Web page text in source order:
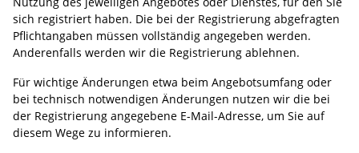
sich registriert haben. Die bei der Registrierung abgefragten
Pflichtangaben müssen vollständig angegeben werden.
Anderenfalls werden wir die Registrierung ablehnen.
Für wichtige Änderungen etwa beim Angebotsumfang oder
bei technisch notwendigen Änderungen nutzen wir die bei
der Registrierung angegebene E-Mail-Adresse, um Sie auf
diesem Wege zu informieren.